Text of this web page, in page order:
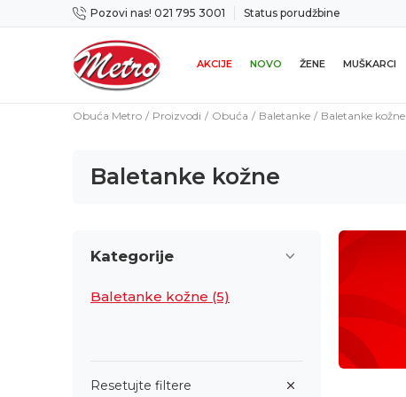
Pozovi nas! 021 795 3001 Status porudžbine
Mogućnost zamene u roku od 14 dana
AKCIJE NOVO ŽENE MUŠKARCI
Obuća Metro Proizvodi Obuća Baletanke Baletanke kožne
Baletanke kožne
Kategorije
Baletanke kožne (5)
Resetujte filtere